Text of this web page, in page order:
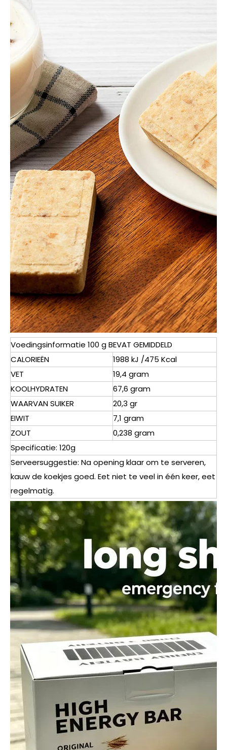
Voedingsinformatie 100 g BEVAT GEMIDDELD
CALORIEËN
1988 kJ /475 Kcal
VET
19,4 gram
KOOLHYDRATEN
67,6 gram
WAARVAN SUIKER
20,3 gr
EIWIT
7,1 gram
ZOUT
0,238 gram
Specificatie: 120g
Serveersuggestie: Na opening klaar om te serveren,
kauw de koekjes goed. Eet niet te veel in één keer, eet
regelmatig.